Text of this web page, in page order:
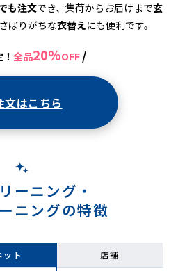
も注文でき、集荷からお届けまで玄
ばりがちな衣替えにも便利です。
全品20%OFF /
文はこちら
ーニング・
ニングの特徴
ット 店舗